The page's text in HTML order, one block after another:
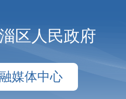
区人民政府
媒体中心